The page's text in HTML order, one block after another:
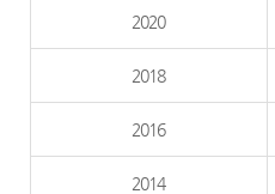
2020
2018
2016
2014